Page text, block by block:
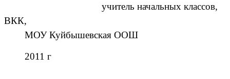
учитель начальных классов,
ВКК,
МОУ Куйбышевская ООШ
2011 г